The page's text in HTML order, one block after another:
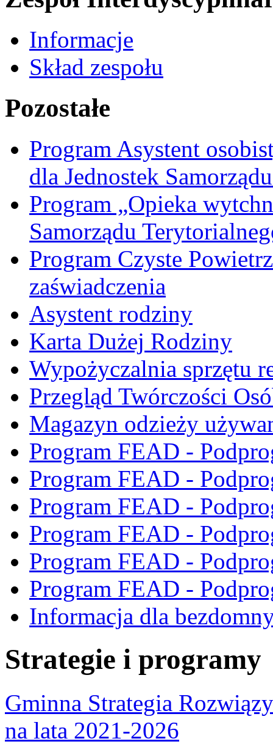
Informacje
Skład zespołu
Pozostałe
Program Asystent
dla Jednostek
Program „Opieka
Samorządu
Program Czyste
zaświadczenia
Asystent rodziny
Karta Dużej Rodziny
Wypożyczalnia sprzętu
Przegląd Twórczości
Magazyn odzieży
Program FEAD -
Program FEAD -
Program FEAD -
Program FEAD -
Program FEAD -
Program FEAD -
Informacja dla
Strategie i programy
Gminna Strategia
na lata 2021-2026